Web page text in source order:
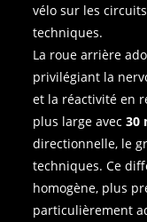
vélo sur les
techniques.
La roue arrière
privilégiant la
et la réactivité en
plus large avec30
directionnelle, le
techniques. Ce
homogène, plus
particulièrement